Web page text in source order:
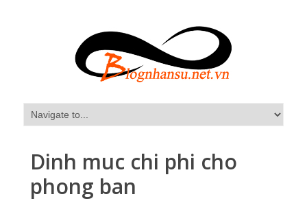
Dinh muc chi phi cho
phong ban